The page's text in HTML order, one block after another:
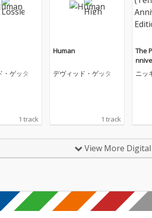
・ゲッタ
1 track
Human
デヴィッド・ゲッタ
1 track
The
ニッ
View More